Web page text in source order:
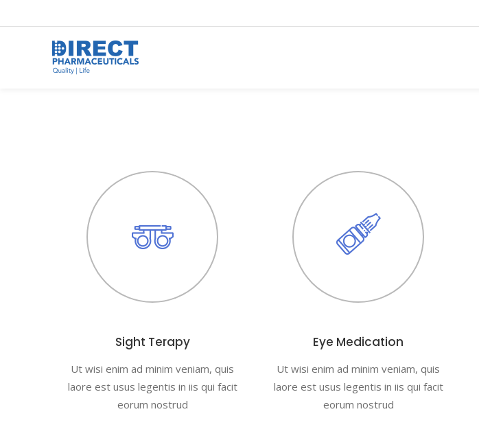
Sight Terapy
Ut wisi enim ad minim veniam, quis
laore est usus legentis in iis qui facit
eorum nostrud
Eye Medication
Ut wisi enim ad minim veniam, quis
laore est usus legentis in iis qui facit
eorum nostrud